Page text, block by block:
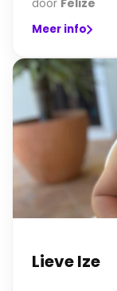
Meer info
Lieve Ize